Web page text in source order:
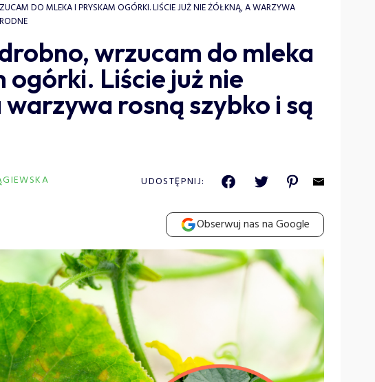
DO MLEKA I PRYSKAM OGÓRKI. LIŚCIE JUŻ NIE ŻÓŁKNĄ, A WARZYWA
wrzucam do mleka
ogórki. Liście już nie
warzywa rosną szybko i są
UDOSTĘPNIJ:
Obserwuj nas na Google